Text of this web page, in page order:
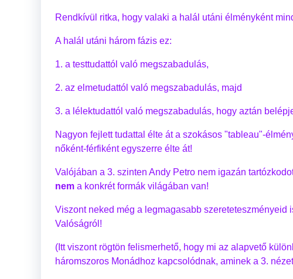
Rendkívül ritka, hogy valaki a halál utáni élményként
A halál utáni három fázis ez:
1. a testtudattól való megszabadulás,
2. az elmetudattól való megszabadulás, majd
3. a lélektudattól való megszabadulás, hogy aztán
Nagyon fejlett tudattal élte át a szokásos "tableau"-
nőként-férfiként egyszerre élte át!
Valójában a 3. szinten Andy Petro nem igazán
nema konkrét formák világában van!
Viszont neked még a legmagasabb
Valóságról!
(Itt viszont rögtön felismerhető, hogy mi az alapvető
háromszoros Monádhoz kapcsolódnak, aminek a 3.